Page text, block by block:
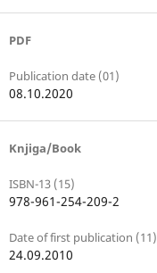
PDF
Publication date (01)
08.10.2020
Knjiga/Book
ISBN-13 (15)
978-961-254-209-2
Date of first publication (11)
24.09.2010